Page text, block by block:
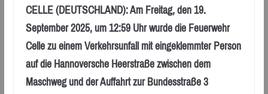
CELLE (DEUTSCHLAND): Am Freitag, den 19.
September 2025, um 12:59 Uhr wurde die Feuerwehr
Celle zu einem Verkehrsunfall mit eingeklemmter Person
auf die Hannoversche Heerstraße zwischen dem
Maschweg und der Auffahrt zur Bundesstraße 3